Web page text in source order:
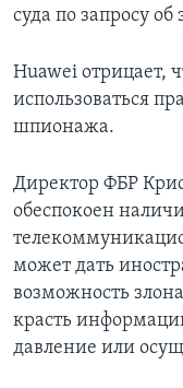
суда по запросу
Huawei отрицает,
использоваться
шпионажа.
Директор ФБР
обеспокоен
может дать
возможность
красть
давление или